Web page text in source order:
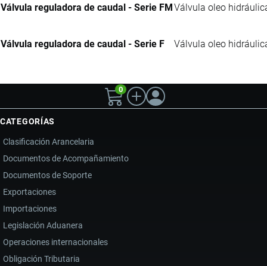
Válvula reguladora de caudal - Serie FM Válvula oleo
Válvula reguladora de caudal - Serie F Válvula oleo
0
CATEGORÍAS
Clasificación Arancelaria
Documentos de Acompañamiento
Documentos de Soporte
Exportaciones
Importaciones
Legislación Aduanera
Operaciones internacionales
Obligación Tributaria